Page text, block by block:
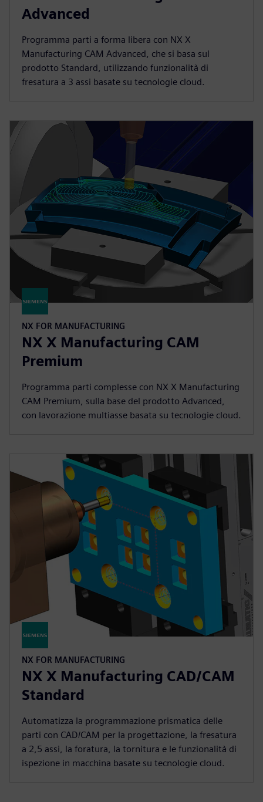
Advanced
Programma parti a forma libera con NX X
Manufacturing CAM Advanced, che si basa sul
prodotto Standard, utilizzando funzionalità di
fresatura a 3 assi basate su tecnologie cloud.
NX FOR MANUFACTURING
NX X Manufacturing CAM
Premium
Programma parti complesse con NX X Manufacturing
CAM Premium, sulla base del prodotto Advanced,
con lavorazione multiasse basata su tecnologie cloud.
NX FOR MANUFACTURING
NX X Manufacturing CAD/CAM
Standard
Automatizza la programmazione prismatica delle
parti con CAD/CAM per la progettazione, la fresatura
a 2,5 assi, la foratura, la tornitura e le funzionalità di
ispezione in macchina basate su tecnologie cloud.